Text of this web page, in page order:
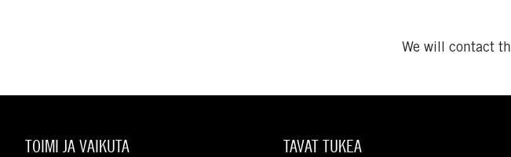
We will contact
TOIMI JA VAIKUTA TAVAT TUKEA